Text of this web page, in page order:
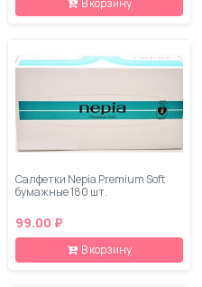
В корзину
Салфетки Nepia Premium Soft
бумажные 180 шт.
99.00 ₽
В корзину